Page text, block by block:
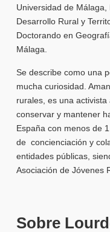
Universidad de
Desarrollo Rural y
Doctorando en
Málaga.
Se describe como una
mucha curiosidad.
rurales, es una
conservar y mantener
España con menos de
de concienciación y
entidades públicas,
Asociación de Jóvenes
Sobre